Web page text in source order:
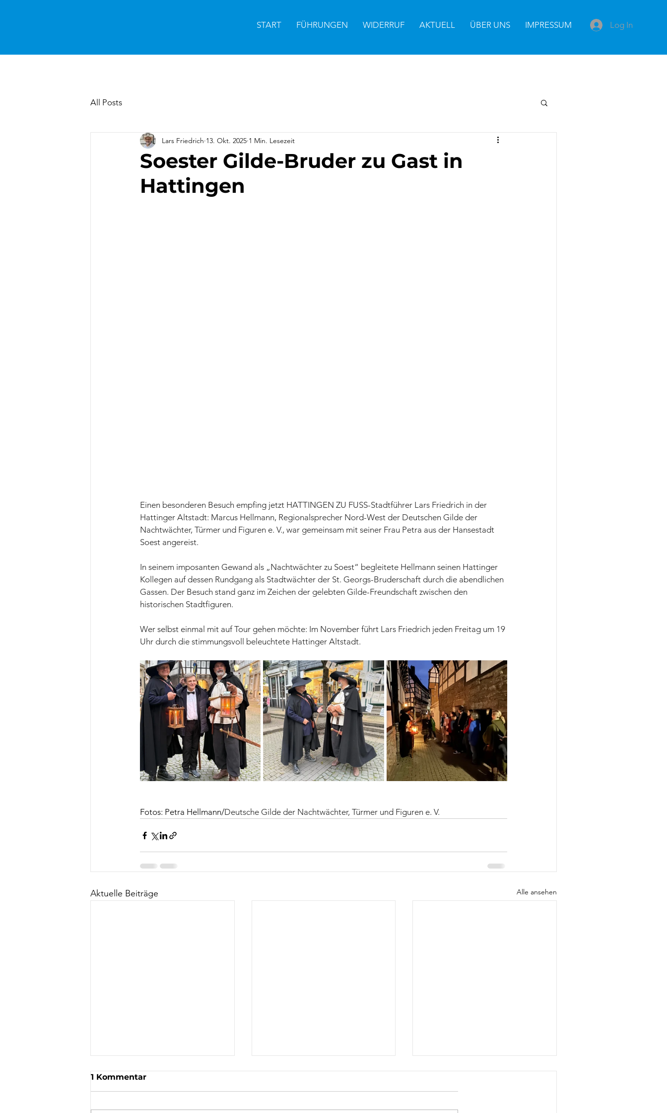
START FÜHRUNGEN WIDERRUF AKTUELL ÜBER UNS IMPRESSUM Log In
All Posts
Soester Gilde-Bruder zu Gast in
Hattingen
Lars Friedrich 13. Okt. 2025 1 Min. Lesezeit
Einen besonderen Besuch empfing jetzt HATTINGEN ZU FUSS-Stadtführer Lars Friedrich in der
Hattinger Altstadt: Marcus Hellmann, Regionalsprecher Nord-West der Deutschen Gilde der
Nachtwächter, Türmer und Figuren e. V., war gemeinsam mit seiner Frau Petra aus der Hansestadt
Soest angereist.
In seinem imposanten Gewand als „Nachtwächter zu Soest“ begleitete Hellmann seinen Hattinger
Kollegen auf dessen Rundgang als Stadtwächter der St. Georgs-Bruderschaft durch die abendlichen
Gassen. Der Besuch stand ganz im Zeichen der gelebten Gilde-Freundschaft zwischen den
historischen Stadtfiguren.
Wer selbst einmal mit auf Tour gehen möchte: Im November führt Lars Friedrich jeden Freitag um 19
Uhr durch die stimmungsvoll beleuchtete Hattinger Altstadt.
Fotos: Petra Hellmann/Deutsche Gilde der Nachtwächter, Türmer und Figuren e. V.
Aktuelle Beiträge Alle ansehen
1 Kommentar